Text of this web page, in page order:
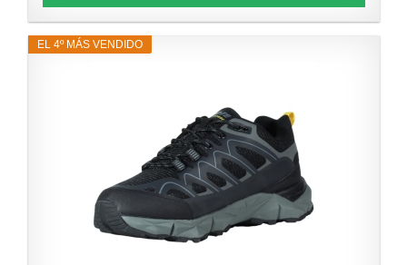
EL 4º MÁS VENDIDO